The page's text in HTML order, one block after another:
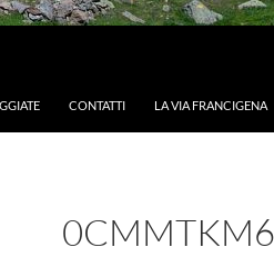
CONTATTI LA VIA FRANCIGENA